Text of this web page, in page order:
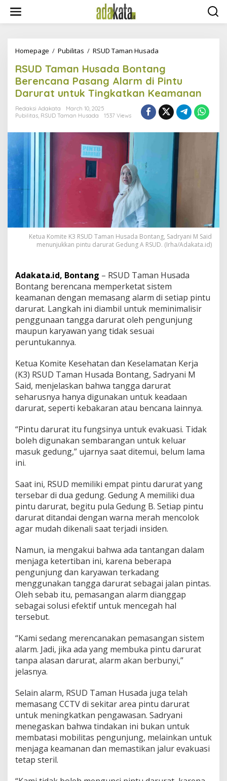
i
Homepage / Pubilitas / RSUD Taman Husada
U
D
T
a
m
a
H
n
g
e
n
c
a
a
a
g
A
l
a
m
d
i
P
u
D
a
r
u
r
t
u
n
t
u
k
T
g
k
a
t
n
K
e
a
m
a
a
RSUD Taman Husada Bontang
Berencana Pasang Alarm di Pintu
Darurat untuk Tingkatkan Keamanan
Redaksi Adakata
March 10, 2025
Pubilitas, RSUD Taman Husada 1537 Views
Ketua Komite K3 RSUD Taman Husada Bontang, Sadryani M Said
menunjukkan pintu darurat Gedung A RSUD. (Irha/Adakata.id)
Adakata.id, Bontang – RSUD Taman Husada
Bontang berencana memperketat sistem
keamanan dengan memasang alarm di setiap pintu
darurat. Langkah ini diambil untuk meminimalisir
penggunaan tangga darurat oleh pengunjung
maupun karyawan yang tidak sesuai
peruntukannya.
Ketua Komite Kesehatan dan Keselamatan Kerja
(K3) RSUD Taman Husada Bontang, Sadryani M
Said, menjelaskan bahwa tangga darurat
seharusnya hanya digunakan untuk keadaan
darurat, seperti kebakaran atau bencana lainnya.
“Pintu darurat itu fungsinya untuk evakuasi. Tidak
boleh digunakan sembarangan untuk keluar
masuk gedung,” ujarnya saat ditemui, belum lama
ini.
Saat ini, RSUD memiliki empat pintu darurat yang
tersebar di dua gedung. Gedung A memiliki dua
pintu darurat, begitu pula Gedung B. Setiap pintu
darurat ditandai dengan warna merah mencolok
agar mudah dikenali saat terjadi insiden.
Namun, ia mengakui bahwa ada tantangan dalam
menjaga ketertiban ini, karena beberapa
pengunjung dan karyawan terkadang
menggunakan tangga darurat sebagai jalan pintas.
Oleh sebab itu, pemasangan alarm dianggap
sebagai solusi efektif untuk mencegah hal
tersebut.
“Kami sedang merencanakan pemasangan sistem
alarm. Jadi, jika ada yang membuka pintu darurat
tanpa alasan darurat, alarm akan berbunyi,”
jelasnya.
Selain alarm, RSUD Taman Husada juga telah
memasang CCTV di sekitar area pintu darurat
untuk meningkatkan pengawasan. Sadryani
menegaskan bahwa tindakan ini bukan untuk
membatasi mobilitas pengunjung, melainkan untuk
menjaga keamanan dan memastikan jalur evakuasi
tetap steril.